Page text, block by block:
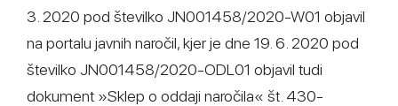
3. 2020 pod številko JN001458/2020-W01 objavil
na portalu javnih naročil, kjer je dne 19. 6. 2020 pod
številko JN001458/2020-ODL01 objavil tudi
dokument »Sklep o oddaji naročila« št. 430-